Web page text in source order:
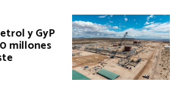
y GyP
millones